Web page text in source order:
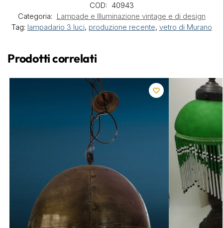
COD: 40943
Categoria: Lampade e Illuminazione vintage e di design
Tag: lampadario 3 luci, produzione recente, vetro di Murano
Prodotti correlati